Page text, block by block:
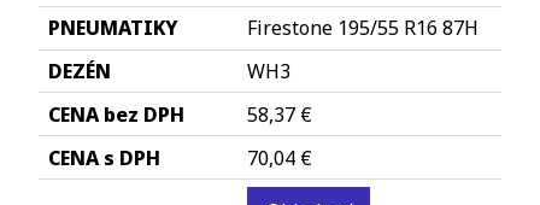
Firestone 195/55 R16 87H
WH3
58,37 €
70,04 €